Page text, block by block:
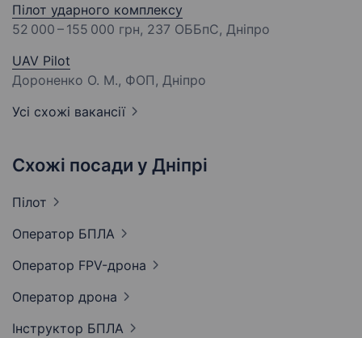
Пілот ударного комплексу
52 000 – 155 000 грн, 237 ОББпС, Дніпро
UAV Pilot
Дороненко О. М., ФОП, Дніпро
Усі схожі вакансії
Схожі посади у Дніпрі
Пілот
Оператор БПЛА
Оператор FPV-дрона
Оператор дрона
Інструктор БПЛА